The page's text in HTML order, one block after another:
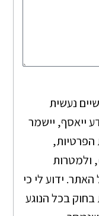
נעשית
ייאסף, יישמר
הפרטיות,
(לרבות תיקון 13), ולמטרות
ידוע לי כי
בחוק בכל הנוגע